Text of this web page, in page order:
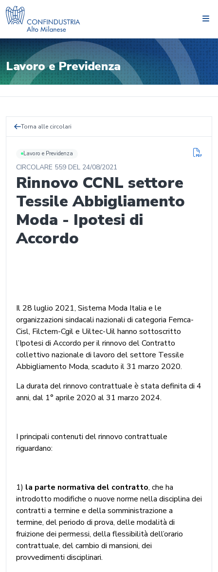
Lavoro e Previdenza
Torna alle circolari
Lavoro e Previdenza
CIRCOLARE 559 DEL 24/08/2021
Rinnovo CCNL settore
Tessile Abbigliamento
Moda - Ipotesi di
Accordo
Il 28 luglio 2021, Sistema Moda Italia e le
organizzazioni sindacali nazionali di categoria Femca-
Cisl, Filctem-Cgil e Uiltec-Uil hanno sottoscritto
l’Ipotesi di Accordo per il rinnovo del Contratto
collettivo nazionale di lavoro del settore Tessile
Abbigliamento Moda, scaduto il 31 marzo 2020.
La durata del rinnovo contrattuale è stata definita di 4
anni, dal 1° aprile 2020 al 31 marzo 2024.
I principali contenuti del rinnovo contrattuale
riguardano:
1) la parte normativa del contratto, che ha
introdotto modifiche o nuove norme nella disciplina dei
contratti a termine e della somministrazione a
termine, del periodo di prova, delle modalità di
fruizione dei permessi, della flessibilità dell’orario
contrattuale, del cambio di mansioni, dei
provvedimenti disciplinari.